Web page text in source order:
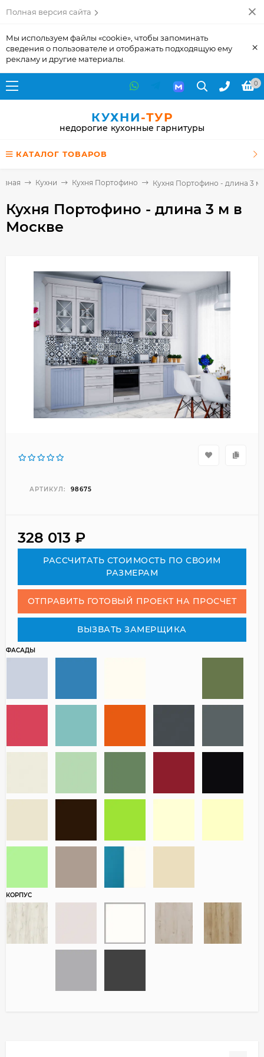
Полная версия сайта
Мы используем файлы «cookie», чтобы запоминать
сведения о пользователе и отображать подходящую ему
рекламу и другие материалы.
×
0
КУХНИ-ТУР
недорогие кухонные гарнитуры
КАТАЛОГ ТОВАРОВ
Кухни Кухня Портофино Кухня Портофино - длина 3 м
Кухня Портофино - длина 3 м в
Москве
АРТИКУЛ: 98675
328 013 ₽
РАСCЧИТАТЬ СТОИМОСТЬ ПО СВОИМ
РАЗМЕРАМ
ОТПРАВИТЬ ГОТОВЫЙ ПРОЕКТ НА ПРОСЧЕТ
ВЫЗВАТЬ ЗАМЕРЩИКА
ФАСАДЫ
КОРПУС